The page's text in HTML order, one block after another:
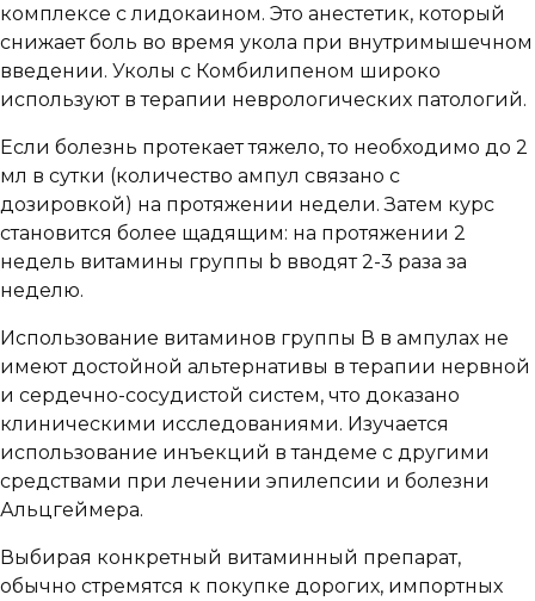
комплексе с лидокаином. Это анестетик, который
снижает боль во время укола при внутримышечном
введении. Уколы с Комбилипеном широко
используют в терапии неврологических патологий.
Если болезнь протекает тяжело, то необходимо до 2
мл в сутки (количество ампул связано с
дозировкой) на протяжении недели. Затем курс
становится более щадящим: на протяжении 2
недель витамины группы b вводят 2-3 раза за
неделю.
Использование витаминов группы В в ампулах не
имеют достойной альтернативы в терапии нервной
и сердечно-сосудистой систем, что доказано
клиническими исследованиями. Изучается
использование инъекций в тандеме с другими
средствами при лечении эпилепсии и болезни
Альцгеймера.
Выбирая конкретный витаминный препарат,
обычно стремятся к покупке дорогих, импортных